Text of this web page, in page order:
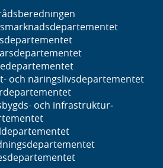
och näringslivs­departementet
och infrastruktur­